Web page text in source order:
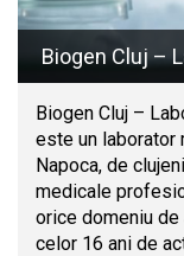
Biogen Cluj –
Biogen Cluj –
este un laborator
Napoca, de
medicale
orice domeniu
celor 16 ani de